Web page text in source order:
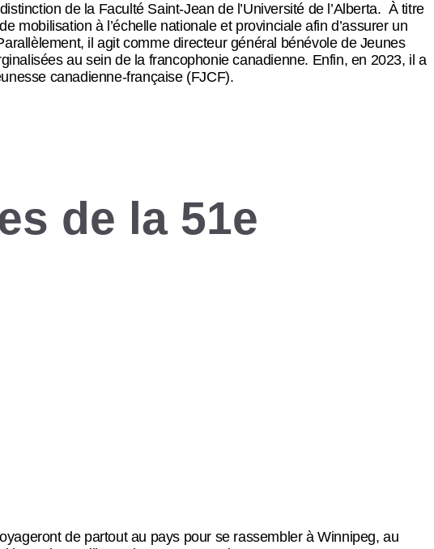
de la Faculté Saint-Jean de l’Université de l’Alberta. À titre
mobilisation à l’échelle nationale et provinciale afin d’assurer un
il agit comme directeur général bénévole de Jeunes
au sein de la francophonie canadienne. Enfin, en 2023, il a
canadienne-française (FJCF).
de la 51e
de partout au pays pour se rassembler à Winnipeg, au